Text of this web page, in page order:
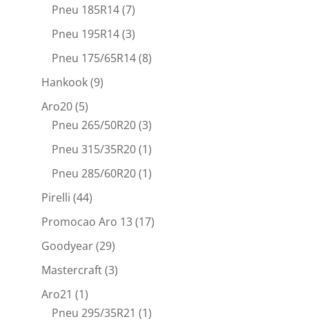
Pneu 185R14(7)
Pneu 195R14(3)
Pneu 175/65R14(8)
Hankook(9)
Aro20(5)
Pneu 265/50R20(3)
Pneu 315/35R20(1)
Pneu 285/60R20(1)
Pirelli (44)
Promocao Aro 13(17)
Goodyear(29)
Mastercraft(3)
Aro21 (1)
Pneu 295/35R21 (1)